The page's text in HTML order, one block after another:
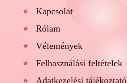
Kapcsolat
Rólam
Vélemények
Felhasználási feltételek
Adatkezelési tájékoztató